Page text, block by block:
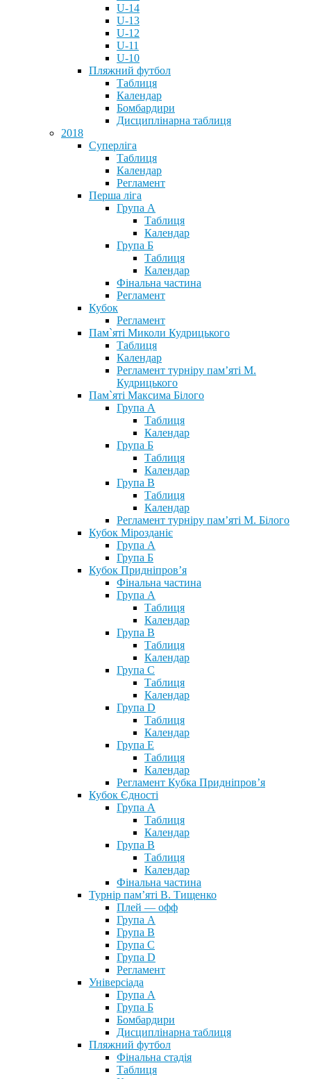
U-14
U-13
U-12
U-11
U-10
Пляжний футбол
Таблиця
Календар
Бомбардири
Дисциплінарна таблиця
2018
Суперліга
Таблиця
Календар
Регламент
Перша ліга
Група А
Таблиця
Календар
Група Б
Таблиця
Календар
Фінальна частина
Регламент
Кубок
Регламент
Пам`яті Миколи Кудрицького
Таблиця
Календар
Регламент турніру пам’яті М.
Кудрицького
Пам`яті Максима Білого
Група А
Таблиця
Календар
Група Б
Таблиця
Календар
Група В
Таблиця
Календар
Регламент турніру пам’яті М. Білого
Кубок Мірозданіє
Група А
Група Б
Кубок Придніпров’я
Фінальна частина
Група А
Таблиця
Календар
Група В
Таблиця
Календар
Група С
Таблиця
Календар
Група D
Таблиця
Календар
Група Е
Таблиця
Календар
Регламент Кубка Придніпров’я
Кубок Єдності
Група А
Таблиця
Календар
Група В
Таблиця
Календар
Фінальна частина
Турнір пам’яті В. Тищенко
Плей — офф
Група А
Група B
Група С
Група D
Регламент
Універсіада
Група А
Група Б
Бомбардири
Дисциплінарна таблиця
Пляжний футбол
Фінальна стадія
Таблиця